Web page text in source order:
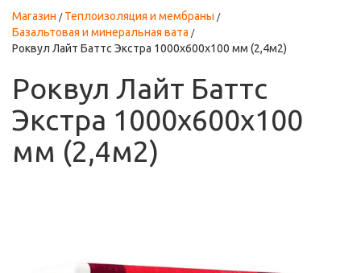
Магазин
Теплоизоляция и мембраны
Базальтовая и минеральная вата
Роквул Лайт Баттс Экстра 1000х600х100 мм (2,4м2)
Роквул Лайт Баттс
Экстра 1000х600х100
мм (2,4м2)